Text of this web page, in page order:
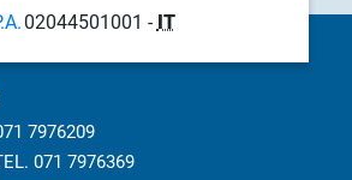
02044501001 - IT
7976209
071 7976369